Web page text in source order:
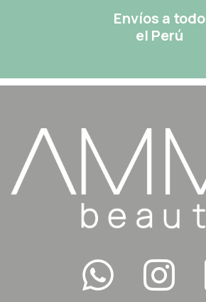
Envíos a todo
el Perú